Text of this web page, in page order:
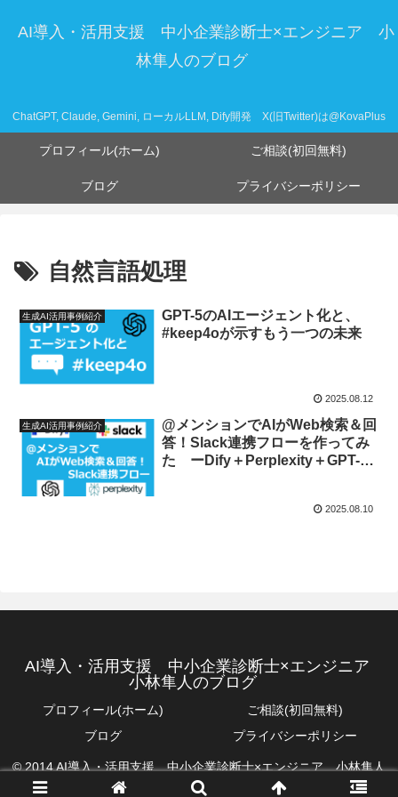
AI導入・活用支援 中小企業診断士×エンジニア 小
林隼人のブログ
ChatGPT, Claude, Gemini, ローカルLLM, Dify開発 X(旧Twitter)は@KovaPlus
プロフィール(ホーム) ご相談(初回無料)
ブログ プライバシーポリシー
自然言語処理
生成AI活用事例紹介
GPT-5のAIエージェント化と、
#keep4oが示すもう一つの未来
2025.08.12
生成AI活用事例紹介
@メンションでAIがWeb検索＆回
答！Slack連携フローを作ってみ
た ーDify＋Perplexity＋GPT-5
2025.08.10
AI導入・活用支援 中小企業診断士×エンジニア
小林隼人のブログ
プロフィール(ホーム)
ご相談(初回無料)
ブログ
プライバシーポリシー
© 2014 AI導入・活用支援 中小企業診断士×エンジニア 小林隼人
のブログ.